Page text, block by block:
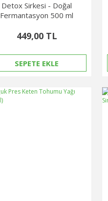
Detox Sirkesi - Doğal
Fermantasyon 500 ml
449,00 TL
SEPETE EKLE